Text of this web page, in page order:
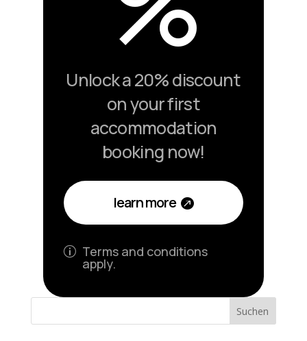
Unlock a 20% discount
on your first
accommodation
booking now!
learn more
p Terms and conditions
apply.
Suchen